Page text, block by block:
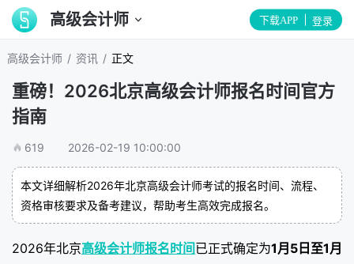
高级会计师 下载APP 登录
高级会计师 / 资讯 / 正文
重磅！2026北京高级会计师报名时间官方
指南
619 2026-02-19 10:00:00
本文详细解析2026年北京高级会计师考试的报名时间、流程、
资格审核要求及备考建议，帮助考生高效完成报名。
2026年北京高级会计师报名时间已正式确定为1月5日至1月